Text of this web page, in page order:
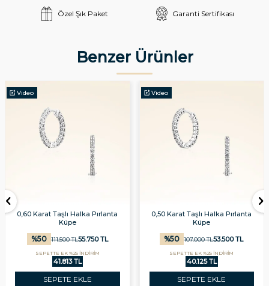
Özel Şık Paket Garanti Sertifikası
Benzer Ürünler
Video
0,60 Karat Taşlı Halka Pırlanta
Küpe
%50 111.500TL55.750TL
SEPETTE EK %25 İNDİRİM
41.813 TL
SEPETE EKLE
Video
0,50 Karat Taşlı Halka Pırlanta
Küpe
%50 107.000TL53.500TL
SEPETTE EK %25 İNDİRİM
40.125 TL
SEPETE EKLE